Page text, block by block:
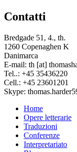
Contatti
Bredgade 51, 4., th.
1260 Copenaghen K
Danimarca
E-mail: th [at]
Tel..: +45 35436220
Cell.: +45 23601201
Skype:
Footer
menu
Home
Opere letterarie
Traduzioni
Conferenze
Interpretariato